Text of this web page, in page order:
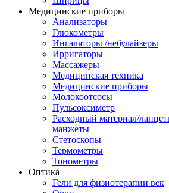
Медицинские приборы
Анализаторы
Глюкометры
Ингаляторы /небулайзеры
Ирригаторы
Массажеры
Медицинская техника
Медицинские приборы
Молокоотсосы
Пульсоксиметр
Расходный материал/
манжеты
Стетоскопы
Термометры
Тонометры
Оптика
Гели для физиотерапии век